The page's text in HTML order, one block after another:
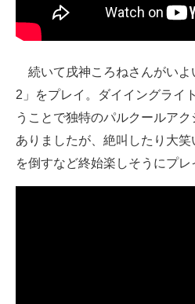
続いて戌神ころねさんがいよ
2」をプレイ。ダイイングライ
うことで独特のパルクールア
ありましたが、絶叫したり大
を倒すなど終始楽しそうにプレ